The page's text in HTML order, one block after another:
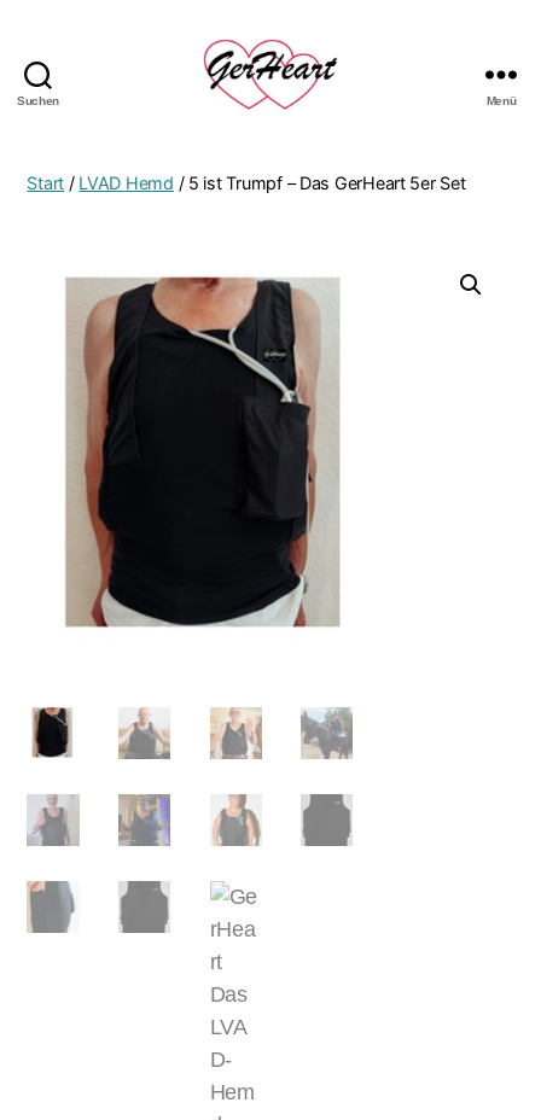
Suchen
das
Menü
Start / LVAD Hemd / 5 ist Trumpf – Das GerHeart 5er Set